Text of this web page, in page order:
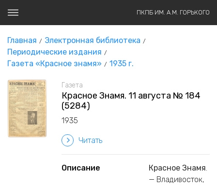
ПКПБ ИМ. А.М. ГОРЬКОГО
Главная
Электронная библиотека
Периодические издания
Газета «Красное знамя»
1935 г.
Газета
Красное Знамя. 11 августа № 184
(5284)
1935
Читать
Описание Красное Знамя.
— Владивосток,